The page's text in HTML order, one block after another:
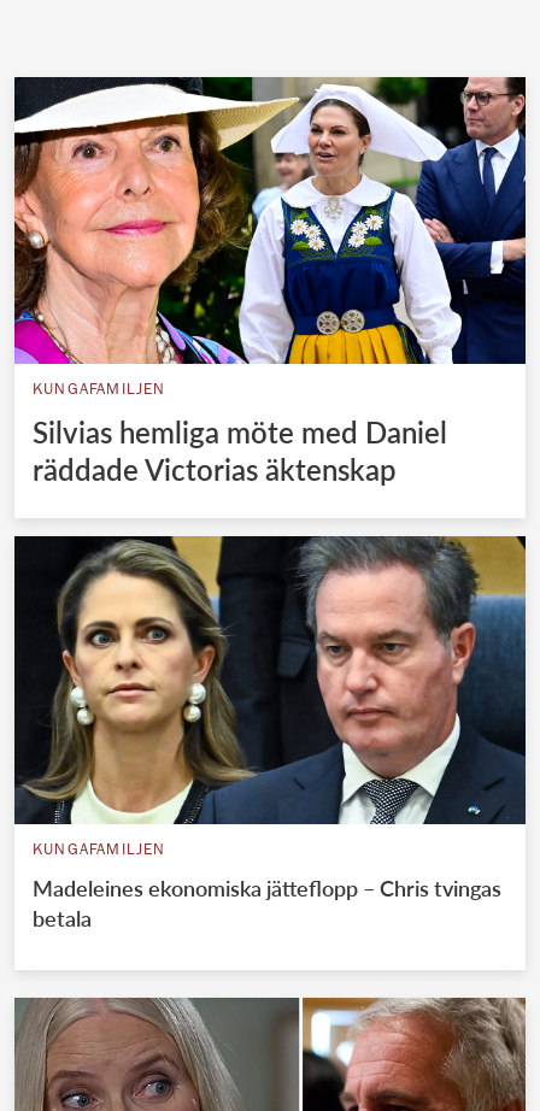
KUNGAFAMILJEN
Silvias hemliga möte med Daniel
räddade Victorias äktenskap
KUNGAFAMILJEN
Madeleines ekonomiska jätteflopp – Chris tvingas
betala